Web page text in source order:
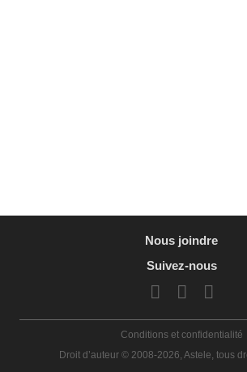
Nous joindre
Suivez-nous
Conditions et confidentialité
Droit d’auteur © 2008-2026, Astele, tous